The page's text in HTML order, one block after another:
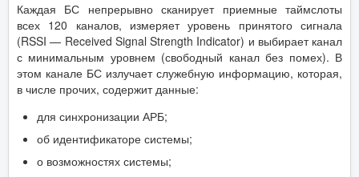
Каждая БС непрерывно сканирует приемные таймслоты
всех 120 каналов, измеряет уровень принятого сигнала
(RSSI — Received Signal Strength Indicator) и выбирает канал
с минимальным уровнем (свободный канал без помех). В
этом канале БС излучает служебную информацию, которая,
в числе прочих, содержит данные:
для синхронизации АРБ;
об идентификаторе системы;
о возможностях системы;